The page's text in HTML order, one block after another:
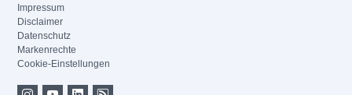
Impressum
Disclaimer
Datenschutz
Markenrechte
Cookie-Einstellungen